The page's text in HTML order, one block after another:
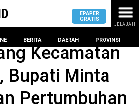
EPAPER
GRATIS
JELAJAHI
BERITA DAERAH PROVINSI
Kecamatan
Bupati Minta
Pertumbuhan